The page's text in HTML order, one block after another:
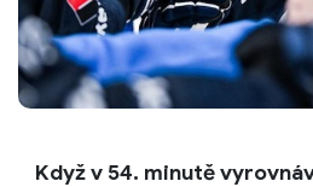
Když v 54. minutě